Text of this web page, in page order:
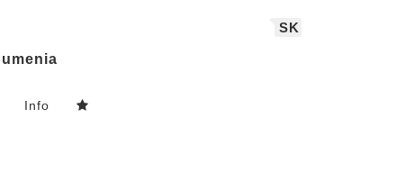
SK
umenia
Info